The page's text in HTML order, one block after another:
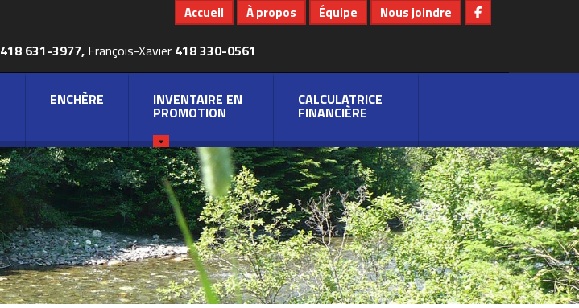
418 631-3977, François-Xavier 418 330-0561
Accueil À propos Équipe Nous joindre
ENCHÈRE INVENTAIRE EN
PROMOTION
CALCULATRICE
FINANCIÈRE